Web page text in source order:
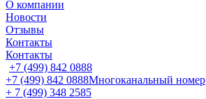
О компании
Новости
Отзывы
Контакты
Контакты
+7 (499) 842 0888
+7 (499) 842 0888Многоканальный номер
+ 7 (499) 348 2585